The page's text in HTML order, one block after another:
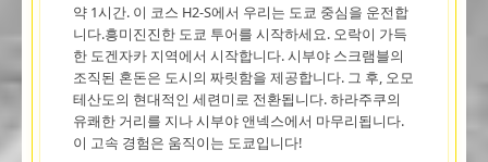
약 1시간. 이 코스 H2-S에서 우리는 도쿄 중심을 운전합
니다.흥미진진한 도쿄 투어를 시작하세요. 오락이 가득
한 도겐자카 지역에서 시작합니다. 시부야 스크램블의
조직된 혼돈은 도시의 짜릿함을 제공합니다. 그 후, 오모
테산도의 현대적인 세련미로 전환됩니다. 하라주쿠의
유쾌한 거리를 지나 시부야 앤넥스에서 마무리됩니다.
이 고속 경험은 움직이는 도쿄입니다!